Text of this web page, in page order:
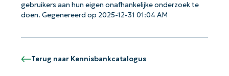
gebruikers aan hun eigen onafhankelijke onderzoek te
doen. Gegenereerd op 2025-12-31 01:04 AM
Terug naar Kennisbankcatalogus